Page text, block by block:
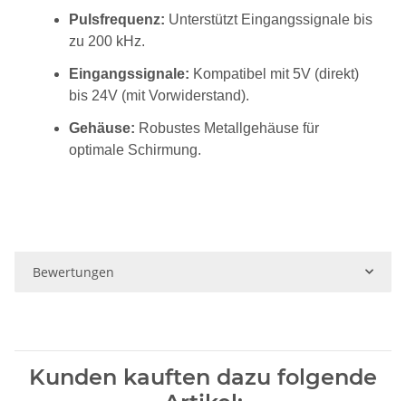
Pulsfrequenz: Unterstützt Eingangssignale bis
zu 200 kHz.
Eingangssignale: Kompatibel mit 5V (direkt)
bis 24V (mit Vorwiderstand).
Gehäuse: Robustes Metallgehäuse für
optimale Schirmung.
Bewertungen
Kunden kauften dazu folgende